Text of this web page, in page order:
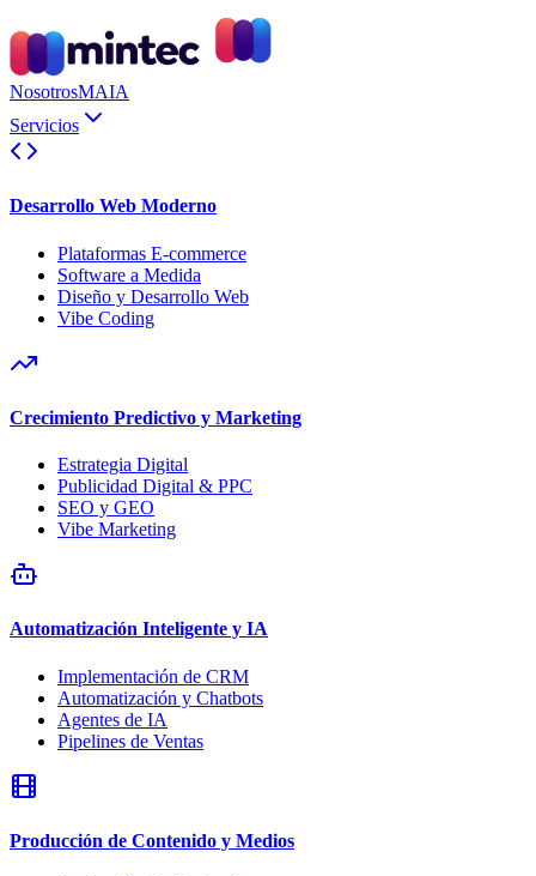
NosotrosMAIA
Servicios
Desarrollo Web Moderno
Plataformas E-commerce
Software a Medida
Diseño y Desarrollo Web
Vibe Coding
Crecimiento Predictivo y Marketing
Estrategia Digital
Publicidad Digital & PPC
SEO y GEO
Vibe Marketing
Automatización Inteligente y IA
Implementación de CRM
Automatización y Chatbots
Agentes de IA
Pipelines de Ventas
Producción de Contenido y Medios